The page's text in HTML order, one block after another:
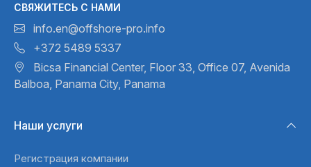
СВЯЖИТЕСЬ С НАМИ
info.en@offshore-pro.info
+372 5489 5337
Bicsa Financial Center, Floor 33, Office 07, Avenida
Balboa, Panama City, Panama
Наши услуги
Регистрация компании